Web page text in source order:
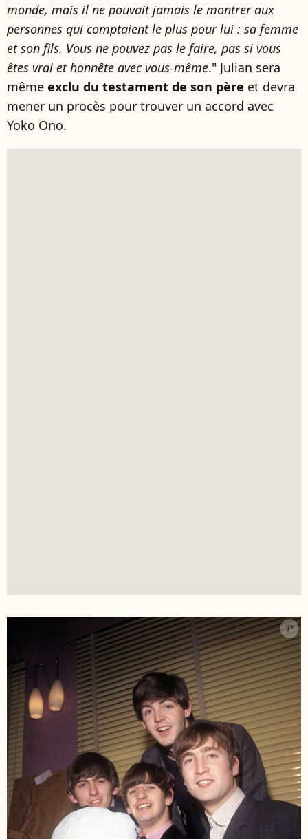
monde, mais il ne pouvait jamais le montrer aux
personnes qui comptaient le plus pour lui : sa femme
et son fils. Vous ne pouvez pas le faire, pas si vous
êtes vrai et honnête avec vous-même." Julian sera
même exclu du testament de son père et devra
mener un procès pour trouver un accord avec
Yoko Ono.